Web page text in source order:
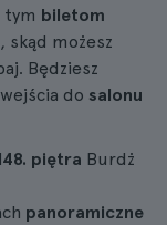
tym biletom
, skąd możesz
Będziesz
do salonu
piętra Burdż
panoramiczne